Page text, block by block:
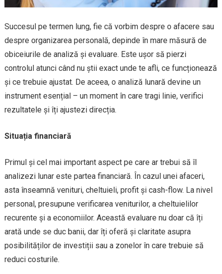
Succesul pe termen lung, fie că vorbim despre o afacere sau
despre organizarea personală, depinde în mare măsură de
obiceiurile de analiză și evaluare. Este ușor să pierzi
controlul atunci când nu știi exact unde te afli, ce funcționează
și ce trebuie ajustat. De aceea, o analiză lunară devine un
instrument esențial – un moment în care tragi linie, verifici
rezultatele și îți ajustezi direcția.
Situația financiară
Primul și cel mai important aspect pe care ar trebui să îl
analizezi lunar este partea financiară. În cazul unei afaceri,
asta înseamnă venituri, cheltuieli, profit și cash-flow. La nivel
personal, presupune verificarea veniturilor, a cheltuielilor
recurente și a economiilor. Această evaluare nu doar că îți
arată unde se duc banii, dar îți oferă și claritate asupra
posibilităților de investiții sau a zonelor în care trebuie să
reduci costurile.